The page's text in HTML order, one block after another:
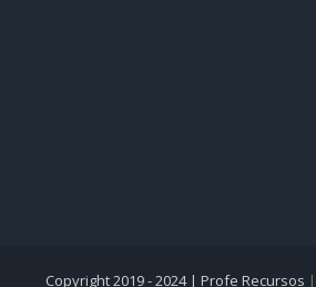
Copyright 2019 - 2024 | Profe Recursos |